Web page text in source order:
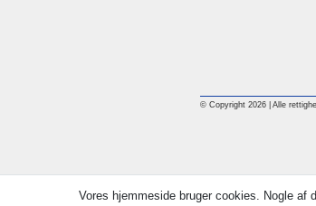
© Copyright 2026 | Alle
Vores hjemmeside bruger cookies. Nogle af